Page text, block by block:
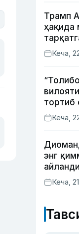
Трамп
ҳақида
таҳдид
Кеча,
тортиб
Кеча,
энг
айланди
Кеча,